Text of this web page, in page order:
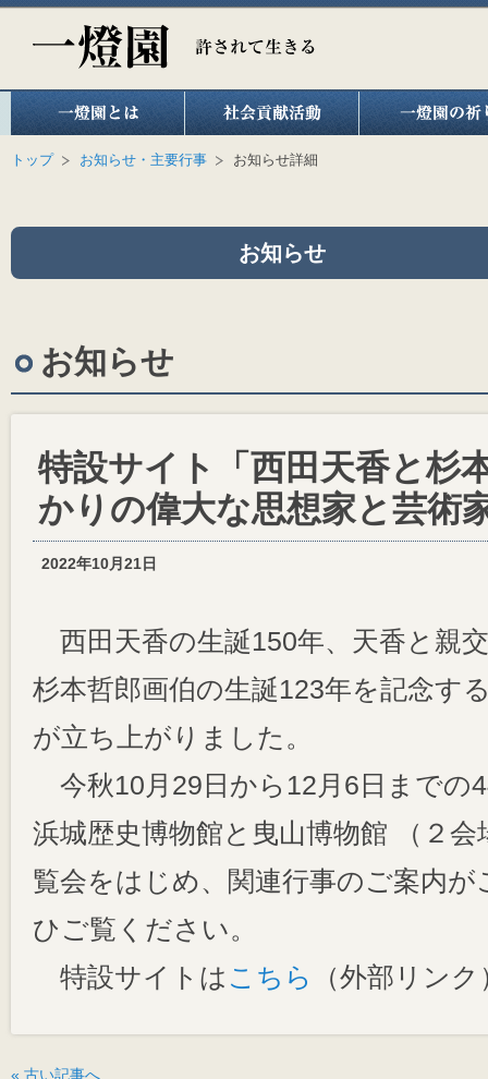
トップ お知らせ・主要行事 お知らせ詳細
お知らせ
お知らせ
特設サイト「西田天香と杉
かりの偉大な思想家と芸術
2022年10月21日
西田天香の生誕150年、天香と親
杉本哲郎画伯の生誕123年を記念す
が立ち上がりました。
今秋10月29日から12月6日までの
浜城歴史博物館と曳山博物館 （２
覧会をはじめ、関連行事のご案内
ひご覧ください。
特設サイトは こちら （外部リンク
« 古い記事へ